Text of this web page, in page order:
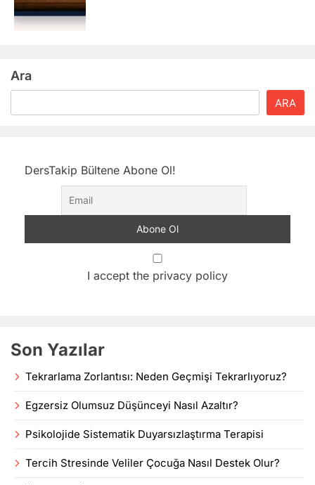
Ara
ARA
DersTakip Bültene Abone Ol!
I accept the privacy policy
Son Yazılar
Tekrarlama Zorlantısı: Neden Geçmişi Tekrarlıyoruz?
Egzersiz Olumsuz Düşünceyi Nasıl Azaltır?
Psikolojide Sistematik Duyarsızlaştırma Terapisi
Tercih Stresinde Veliler Çocuğa Nasıl Destek Olur?